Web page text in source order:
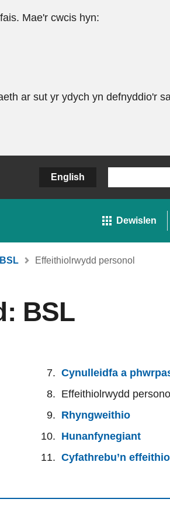
Mae'r cwcis hyn:
ar sut yr ydych yn defnyddio'r
English
Dewislen
Effeithiolrwydd personol
BSL
Cynulleidfa a
Effeithiolrwydd personol
Rhyngweithio
Hunanfynegiant
Cyfathrebu’n effeithiol